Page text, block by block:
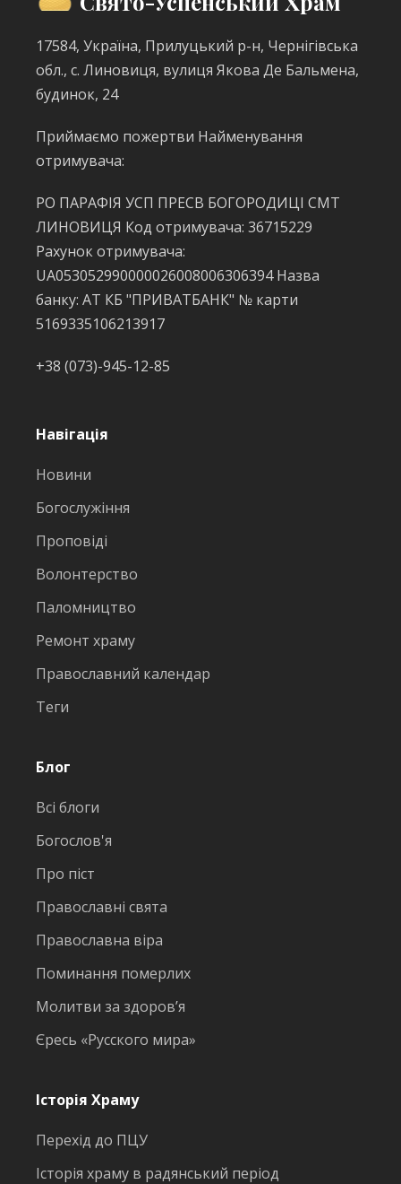
17584, Україна, Прилуцький р-н, Чернігівська
обл., с. Линовиця, вулиця Якова Де Бальмена,
будинок, 24
Приймаємо пожертви Найменування
отримувача:
РО ПАРАФІЯ УСП ПРЕСВ БОГОРОДИЦІ СМТ
ЛИНОВИЦЯ Код отримувача: 36715229
Рахунок отримувача:
UA053052990000026008006306394 Назва
банку: АТ КБ "ПРИВАТБАНК" № карти
5169335106213917
+38 (073)-945-12-85
Навігація
Новини
Богослужіння
Проповіді
Волонтерство
Паломництво
Ремонт храму
Православний календар
Теги
Блог
Всі блоги
Богослов'я
Про піст
Православні свята
Православна віра
Поминання померлих
Молитви за здоров’я
Єресь «Русского мира»
Історія Храму
Перехід до ПЦУ
Історія храму в радянський період